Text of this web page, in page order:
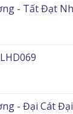
- Tất Đạt
- Đại Cát